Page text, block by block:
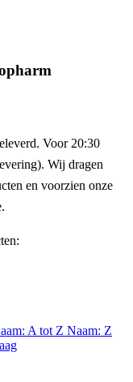
Voor 20:30
Wij dragen
en voorzien onze
A tot Z Naam: Z